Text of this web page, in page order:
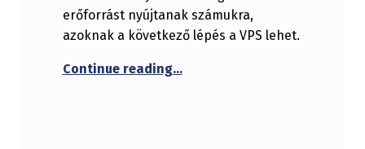
erőforrást nyújtanak számukra,
azoknak a következő lépés a VPS lehet.
Continue reading…